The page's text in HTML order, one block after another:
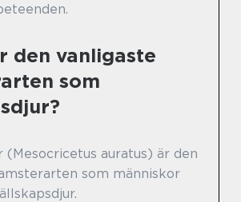
den vanligaste
som
(Mesocricetus auratus) är den
som människor